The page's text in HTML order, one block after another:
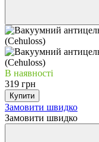
В наявності
319 грн
Купити
Замовити швидко
Замовити швидко